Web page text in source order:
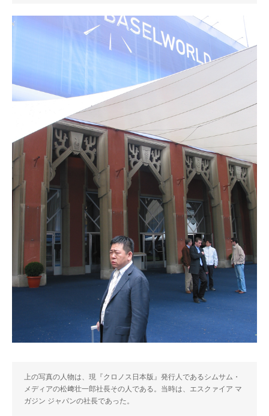
上の写真の人物は、現『クロノス日本版』発行人であるシムサム・
メディアの松﨑壮一郎社長その人である。当時は、エスクァイア マ
ガジン ジャパンの社長であった。